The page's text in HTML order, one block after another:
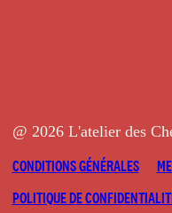
@ 2026 L'atelier des
CONDITIONS GÉNÉRALES
POLITIQUE DE